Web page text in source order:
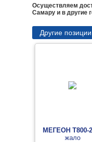
Осуществляем
Самару и в другие
Другие
МЕГЕОН T800-
жало